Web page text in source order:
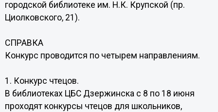
городской библиотеке им. Н.К. Крупской (пр.
Циолковского, 21).
СПРАВКА
Конкурс проводится по четырем направлениям.
1. Конкурс чтецов.
В библиотеках ЦБС Дзержинска с 8 по 18 июня
проходят конкурсы чтецов для школьников,